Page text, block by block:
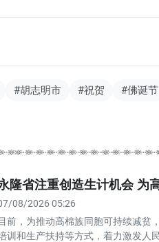
#胡志明市 #祝贺 #佛诞节
隆省注重创造生计机会 为
08/2026 05:26
前，为推动高棉族同胞可持续减贫
训和生产扶持等方式，着力激发人